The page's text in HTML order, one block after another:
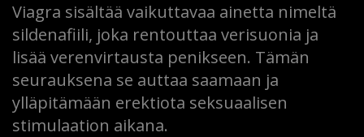
Viagra sisältää vaikuttavaa ainetta nimeltä
sildenafiili, joka rentouttaa verisuonia ja
lisää verenvirtausta penikseen. Tämän
seurauksena se auttaa saamaan ja
ylläpitämään erektiota seksuaalisen
stimulaation aikana.